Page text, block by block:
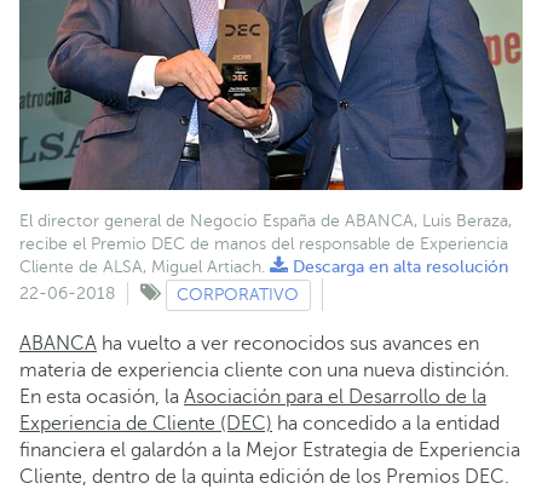
El director general de Negocio España de ABANCA, Luis Beraza,
recibe el Premio DEC de manos del responsable de Experiencia
Cliente de ALSA, Miguel Artiach.
Descarga en alta resolución
22-06-2018
CORPORATIVO
ABANCA ha vuelto a ver reconocidos sus avances en
materia de experiencia cliente con una nueva distinción.
En esta ocasión, la Asociación para el Desarrollo de la
Experiencia de Cliente (DEC) ha concedido a la entidad
financiera el galardón a la Mejor Estrategia de Experiencia
Cliente, dentro de la quinta edición de los Premios DEC.